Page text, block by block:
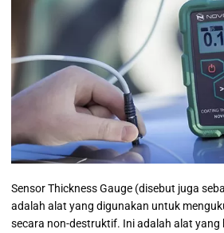
Sensor Thickness Gauge (disebut juga
adalah alat yang digunakan untuk
secara non-destruktif. Ini adalah alat yang